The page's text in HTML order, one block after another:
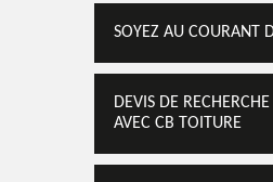
SOYEZ AU COURANT
DEVIS DE
AVEC CB TOITURE